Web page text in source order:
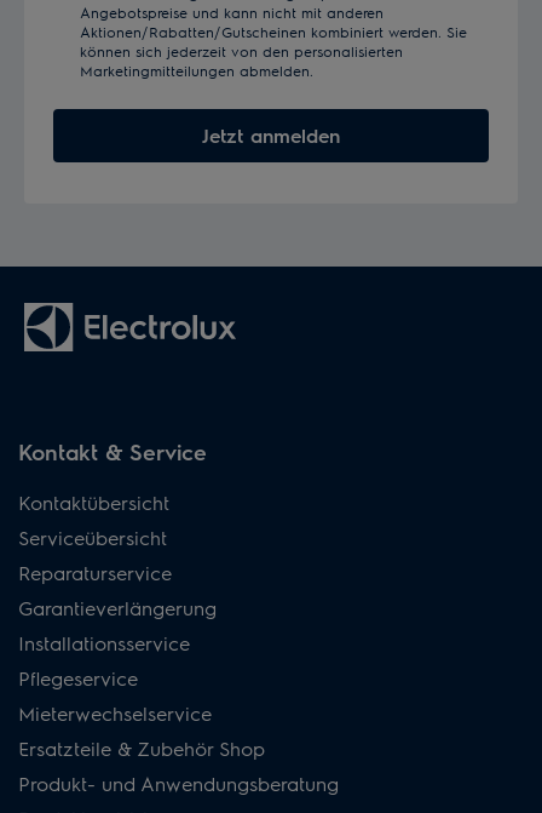
Angebotspreise und kann nicht mit anderen
Aktionen/Rabatten/Gutscheinen kombiniert werden. Sie
können sich jederzeit von den personalisierten
Marketingmitteilungen abmelden.
Jetzt anmelden
Kontakt & Service
Kontaktübersicht
Serviceübersicht
Reparaturservice
Garantieverlängerung
Installationsservice
Pflegeservice
Mieterwechselservice
Ersatzteile & Zubehör Shop
Produkt- und Anwendungsberatung